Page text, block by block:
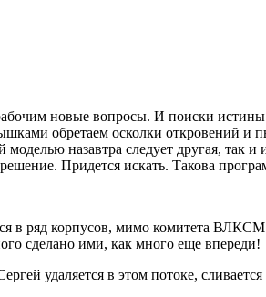
новые вопросы. И поиски
обретаем осколки откровений и
назавтра следует другая, так
Придется искать. Такова
в ряд корпусов, мимо комитета
сделано ими, как много еще впереди!
удаляется в этом потоке,